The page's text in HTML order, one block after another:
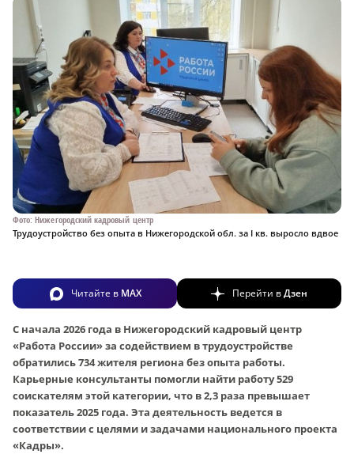
Фото: Нижегородский кадровый центр
Трудоустройство без опыта в Нижегородской обл. за I кв. выросло вдвое
Читайте в MAX Перейти вДзен
С начала 2026 года в Нижегородский кадровый центр
«Работа России» за содействием в трудоустройстве
обратились 734 жителя региона без опыта работы.
Карьерные консультанты помогли найти работу 529
соискателям этой категории, что в 2,3 раза превышает
показатель 2025 года. Эта деятельность ведется в
соответствии с целями и задачами национального проекта
«Кадры».